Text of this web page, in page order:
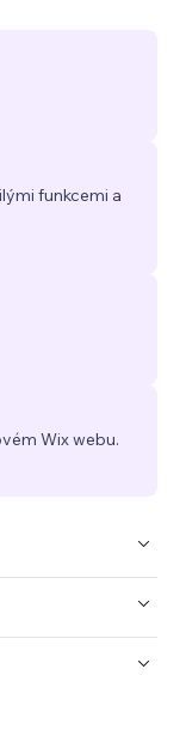
funkcemi a
Wix webu.